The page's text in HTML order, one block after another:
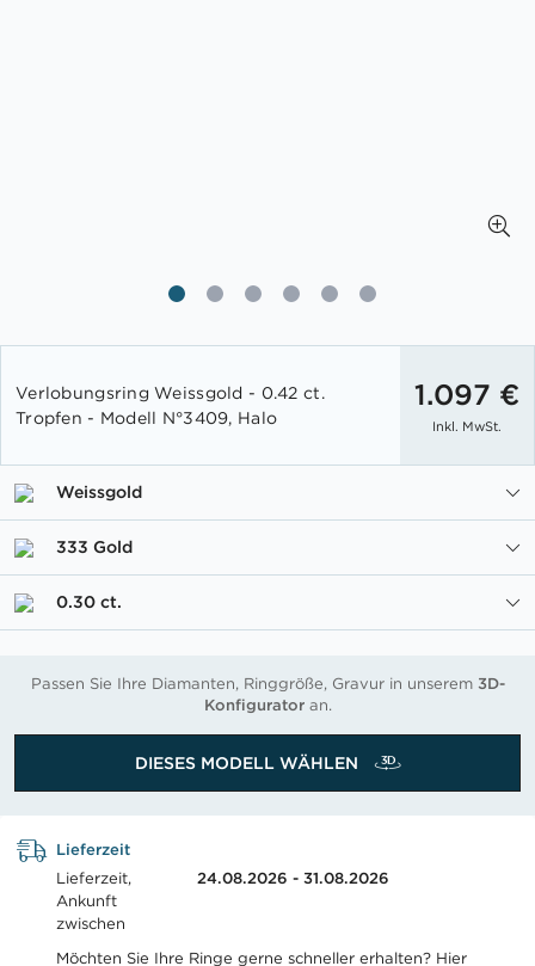
Anfang
der
Bildgalerie
Verlobungsring Weissgold - 0.42 ct.
Tropfen - Modell N°3409, Halo
1.097 €
Inkl. MwSt.
Weissgold
333 Gold
0.30 ct.
Passen Sie Ihre Diamanten, Ringgröße, Gravur in unserem 3D-
Konfiguratoran.
DIESES MODELL WÄHLEN
Lieferzeit
Lieferzeit,
Ankunft
zwischen
24.08.2026 - 31.08.2026
Möchten Sie Ihre Ringe gerne schneller erhalten? Hier